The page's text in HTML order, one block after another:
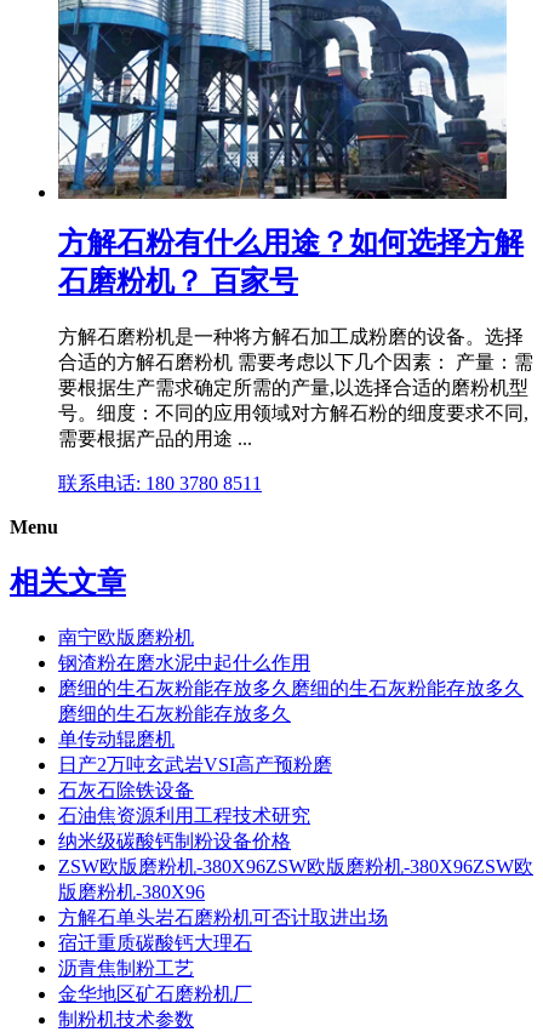
方解石粉有什么用途？如何选择方解
石磨粉机？ 百家号
方解石磨粉机是一种将方解石加工成粉磨的设备。选择
合适的方解石磨粉机 需要考虑以下几个因素： 产量：需
要根据生产需求确定所需的产量,以选择合适的磨粉机型
号。细度：不同的应用领域对方解石粉的细度要求不同,
需要根据产品的用途 ...
联系电话: 180 3780 8511
Menu
相关文章
南宁欧版磨粉机
钢渣粉在磨水泥中起什么作用
磨细的生石灰粉能存放多久磨细的生石灰粉能存放多久
磨细的生石灰粉能存放多久
单传动辊磨机
日产2万吨玄武岩VSI高产预粉磨
石灰石除铁设备
石油焦资源利用工程技术研究
纳米级碳酸钙制粉设备价格
ZSW欧版磨粉机-380X96ZSW欧版磨粉机-380X96ZSW欧
版磨粉机-380X96
方解石单头岩石磨粉机可否计取进出场
宿迁重质碳酸钙大理石
沥青焦制粉工艺
金华地区矿石磨粉机厂
制粉机技术参数